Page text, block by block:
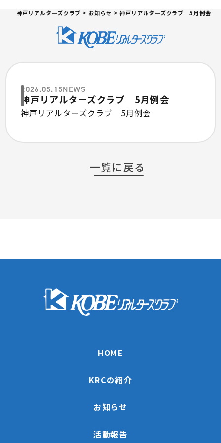
神戸リアルターズクラブ > お知らせ >神戸リアルターズクラブ 5月例会
2026.05.15NEWS
神戸リアルターズクラブ 5月例会
神戸リアルターズクラブ 5月例会
一覧に戻る
HOME
KRCの紹介
お知らせ
活動報告